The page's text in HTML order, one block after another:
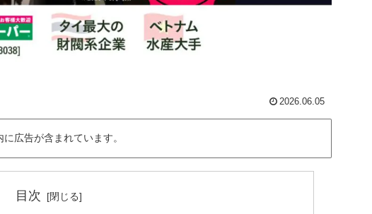
2026.06.05
に広告が含まれています。
目次